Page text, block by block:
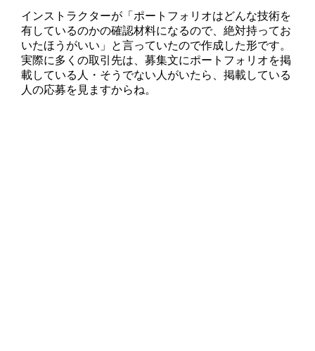
インストラクターが「ポートフォリオはどんな技術を
有しているのかの確認材料になるので、絶対持ってお
いたほうがいい」と言っていたので作成した形です。
実際に多くの取引先は、募集文にポートフォリオを掲
載している人・そうでない人がいたら、掲載している
人の応募を見ますからね。